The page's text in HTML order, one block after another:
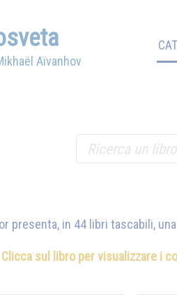
Aïvanhov
presenta, in 44 libri tascabili,
Clicca sul libro per visualizzare i